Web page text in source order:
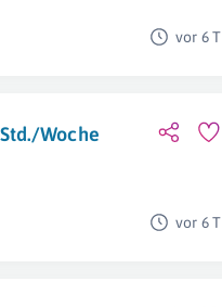
vor 6 T
Woche
vor 6 T